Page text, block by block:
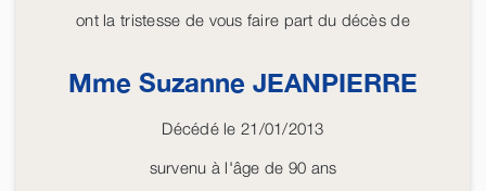
ont la tristesse de vous faire part du décès de
Mme Suzanne JEANPIERRE
Décédé le 21/01/2013
survenu à l'âge de 90 ans